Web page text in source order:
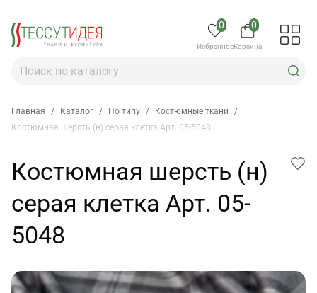
0
Избранное
0
Корзина
Главная / Каталог / По типу / Костюмные ткани
/
Костюмная шерсть (н) серая клетка Арт. 05-5048
Костюмная шерсть (н)
серая клетка Арт. 05-
5048